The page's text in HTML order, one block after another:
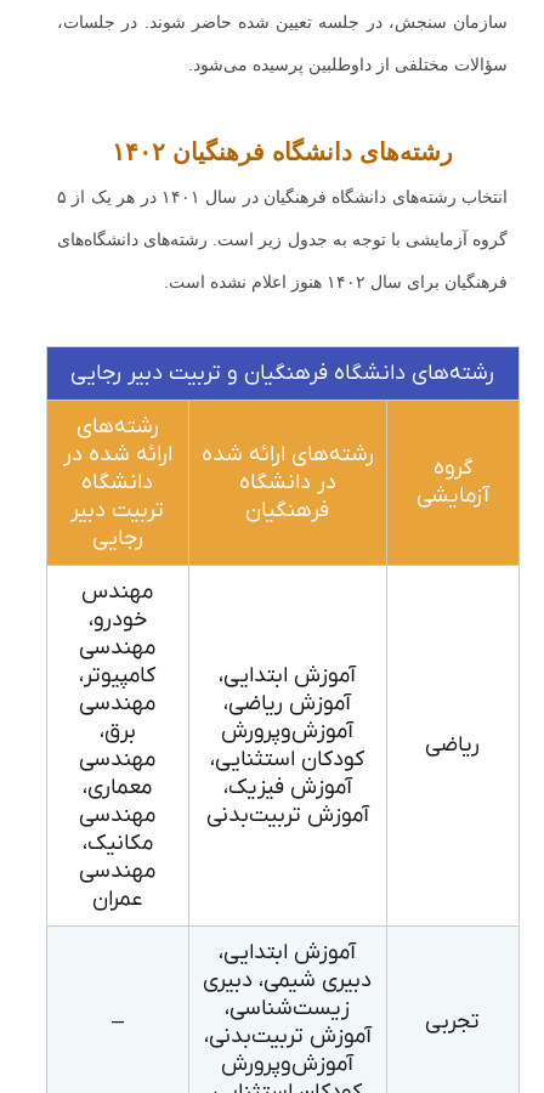
سازمان سنجش، در جلسه تعیین شده حاضر شوند. در جلسات،
سؤالات مختلفی از داوطلبین پرسیده می‌شود.
رشته‌های دانشگاه فرهنگیان ۱۴۰۲
انتخاب رشته‌های دانشگاه فرهنگیان در سال ۱۴۰۱ در هر یک از ۵
گروه آزمایشی با توجه به جدول زیر است. رشته‌های دانشگاه‌های
فرهنگیان برای سال ۱۴۰۲ هنوز اعلام نشده است.
رشته‌های دانشگاه فرهنگیان و تربیت دبیر رجایی
گروه
آزمایشی
رشته‌های ارائه شده
در دانشگاه
فرهنگیان
رشته‌های
ارائه شده در
دانشگاه
تربیت دبیر
رجایی
ریاضی
آموزش ابتدایی،
آموزش ریاضی،
آموزش‌وپرورش
کودکان استثنایی،
آموزش فیزیک،
آموزش تربیت‌بدنی
مهندس
خودرو،
مهندسی
کامپیوتر،
مهندسی
برق،
مهندسی
معماری،
مهندسی
مکانیک،
مهندسی
عمران
تجربی
آموزش ابتدایی،
دبیری شیمی، دبیری
زیست‌شناسی،
آموزش تربیت‌بدنی،
آموزش‌وپرورش
–